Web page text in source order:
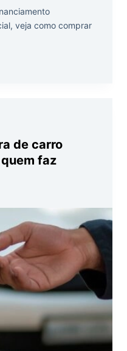
veja como comprar
de carro
faz